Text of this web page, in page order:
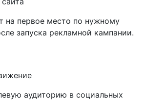
на первое место по нужному
запуска рекламной кампании.
аудиторию в социальных